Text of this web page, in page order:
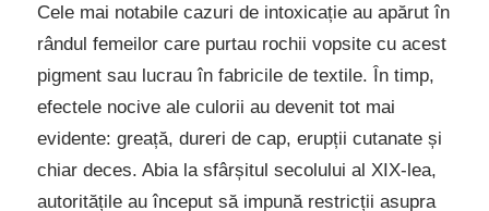
Cele mai notabile cazuri de intoxicație au apărut în
rândul femeilor care purtau rochii vopsite cu acest
pigment sau lucrau în fabricile de textile. În timp,
efectele nocive ale culorii au devenit tot mai
evidente: greață, dureri de cap, erupții cutanate și
chiar deces. Abia la sfârșitul secolului al XIX-lea,
autoritățile au început să impună restricții asupra